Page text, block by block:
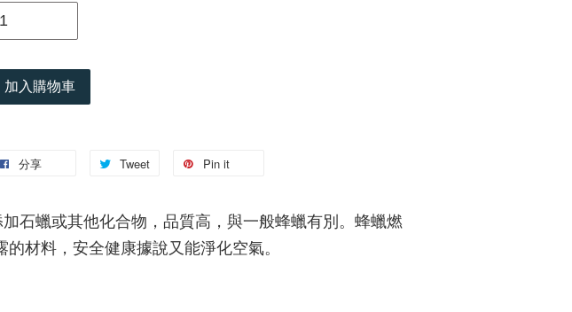
加入購物車
分享 Tweet Pin it
石蠟或其他化合物，品質高，與一般蜂蠟有別。蜂蠟燃
材料，安全健康據說又能淨化空氣。